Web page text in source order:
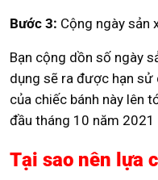
Bước 3: Cộng ngày sản
Bạn cộng dồn số ngày
dụng sẽ ra được hạn sử
của chiếc bánh này lên
đầu tháng 10 năm
Tại sao nên lựa